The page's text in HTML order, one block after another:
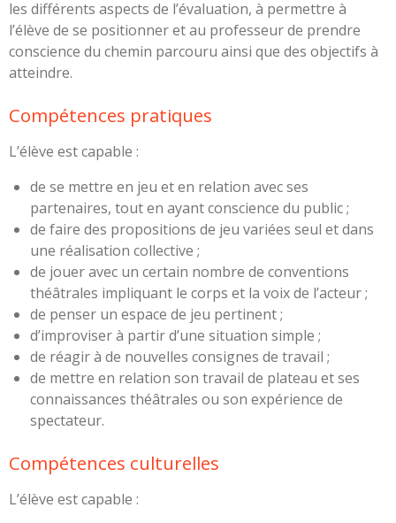
les différents aspects de l’évaluation, à permettre à
l’élève de se positionner et au professeur de prendre
conscience du chemin parcouru ainsi que des objectifs à
atteindre.
Compétences pratiques
L’élève est capable :
de se mettre en jeu et en relation avec ses
partenaires, tout en ayant conscience du public ;
de faire des propositions de jeu variées seul et dans
une réalisation collective ;
de jouer avec un certain nombre de conventions
théâtrales impliquant le corps et la voix de l’acteur ;
de penser un espace de jeu pertinent ;
d’improviser à partir d’une situation simple ;
de réagir à de nouvelles consignes de travail ;
de mettre en relation son travail de plateau et ses
connaissances théâtrales ou son expérience de
spectateur.
Compétences culturelles
L’élève est capable :